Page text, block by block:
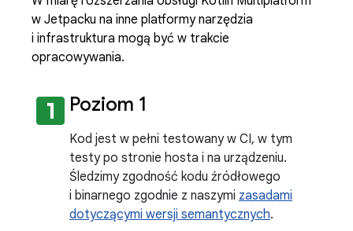
w Jetpacku na inne platformy narzędzia
i infrastruktura mogą być w trakcie
opracowywania.
looks_one Poziom 1
Kod jest w pełni testowany w CI, w tym
testy po stronie hosta i na urządzeniu.
Śledzimy zgodność kodu źródłowego
i binarnego zgodnie z naszymi zasadami
dotyczącymi wersji semantycznych.